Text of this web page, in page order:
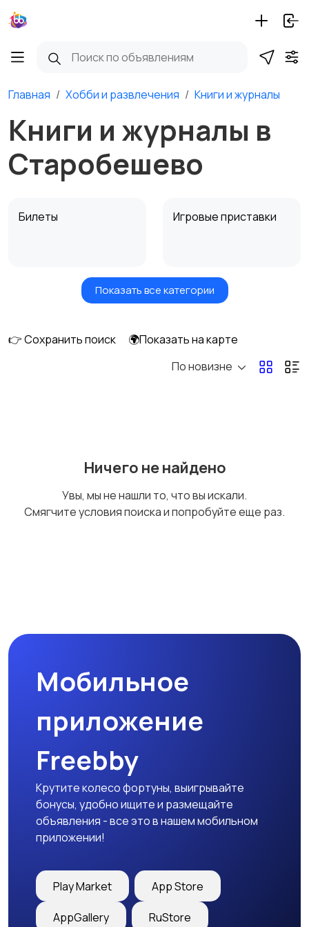
Главная Хобби и развлечения Книги и журналы
Книги и журналы в
Старобешево
Билеты Игровые приставки
Игры для приставок и
Книги и журналы
Материалы для
инструменты
Показать все категории
👉 Сохранить поиск
🌍Показать на карте
По новизне
Ничего не найдено
Увы, мы не нашли то, что вы искали.
Смягчите условия поиска и попробуйте еще раз.
Мобильное
приложение
Freebby
Крутите колесо фортуны, выигрывайте
бонусы, удобно ищите и размещайте
объявления - все это в нашем мобильном
приложении!
Play Market App Store
AppGallery RuStore